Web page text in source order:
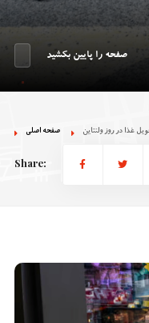
صفحه را پایین بکشید
صفحه اصلی غذا در روز ولنتاین
Share: